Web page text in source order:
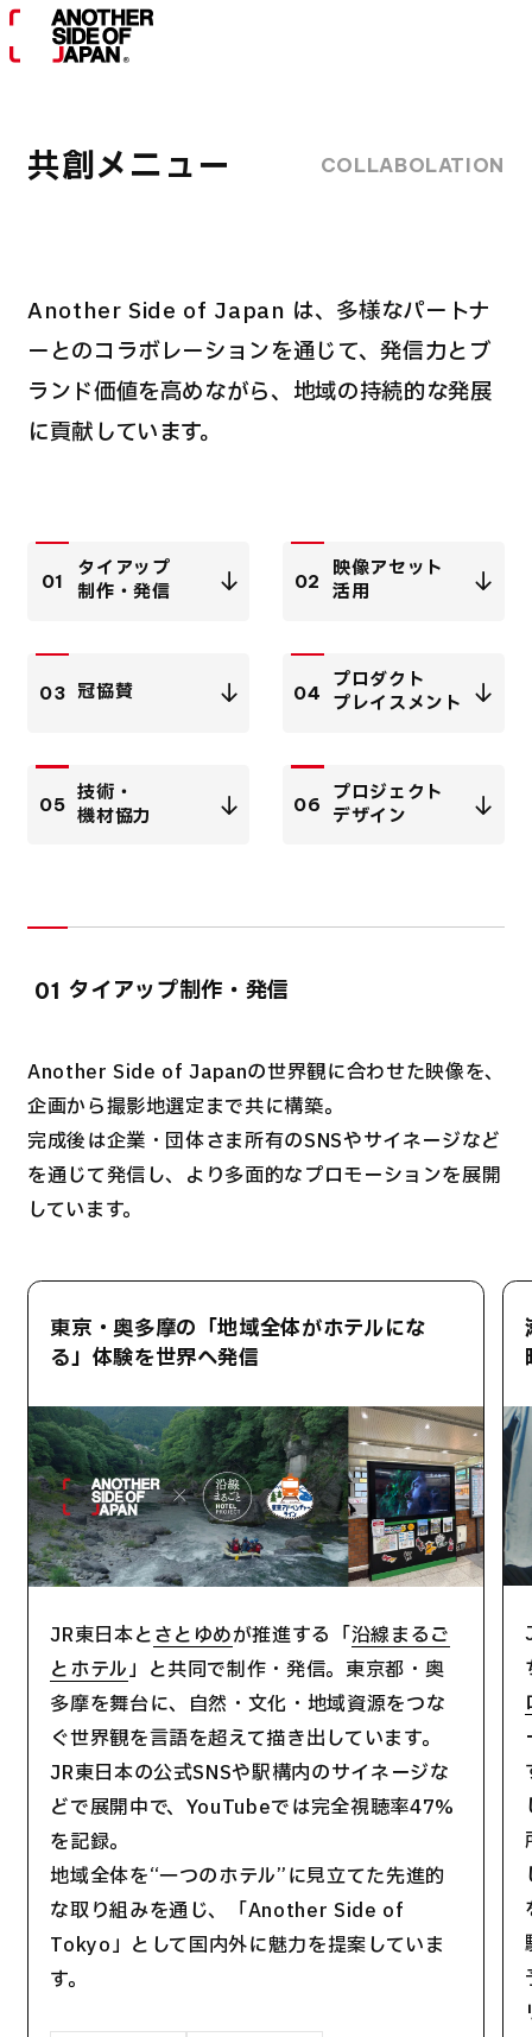
共創メニュー COLLABOLATION
Another Side of Japan は、多様なパートナ
ーとのコラボレーションを通じて、発信力とブ
ランド価値を高めながら、地域の持続的な発展
に貢献しています。
01
タイアップ
制作・発信
02
映像アセット
活用
03 冠協賛 04
プロダクト
プレイスメント
05 技術・
機材協力
06
プロジェクト
デザイン
01 タイアップ制作・発信
Another Side of Japanの世界観に合わせた映像を、
企画から撮影地選定まで共に構築。
完成後は企業・団体さま所有のSNSやサイネージなど
を通じて発信し、より多面的なプロモーションを展開
しています。
東京・奥多摩の「地域全体がホテルにな
る」体験を世界へ発信
JR東日本とさとゆめが推進する「沿線まるご
とホテル」と共同で制作・発信。東京都・奥
多摩を舞台に、自然・文化・地域資源をつな
ぐ世界観を言語を超えて描き出しています。
JR東日本の公式SNSや駅構内のサイネージな
どで展開中で、YouTubeでは完全視聴率47%
を記録。
地域全体を“一つのホテル”に見立てた先進的
な取り組みを通じ、「Another Side of
Tokyo」として国内外に魅力を提案していま
す。